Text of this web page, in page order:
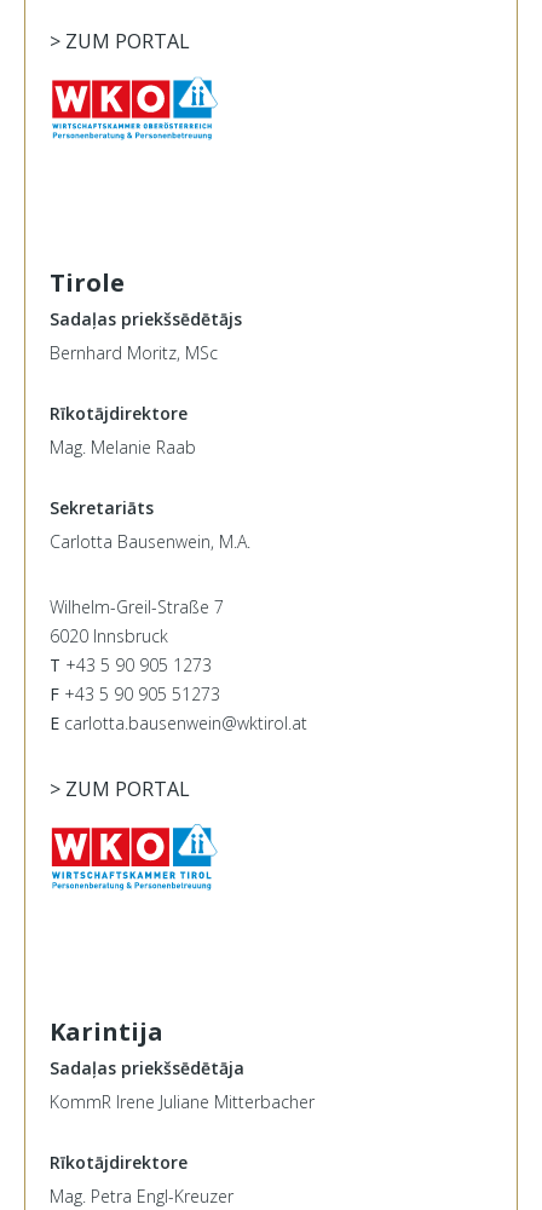
> ZUM PORTAL
Tirole
Sadaļas priekšsēdētājs
Bernhard Moritz, MSc
Rīkotājdirektore
Mag. Melanie Raab
Sekretariāts
Carlotta Bausenwein, M.A.
Wilhelm-Greil-Straße 7
6020 Innsbruck
T +43 5 90 905 1273
F +43 5 90 905 51273
E carlotta.bausenwein@wktirol.at
> ZUM PORTAL
Karintija
Sadaļas priekšsēdētāja
KommR Irene Juliane Mitterbacher
Rīkotājdirektore
Mag. Petra Engl-Kreuzer